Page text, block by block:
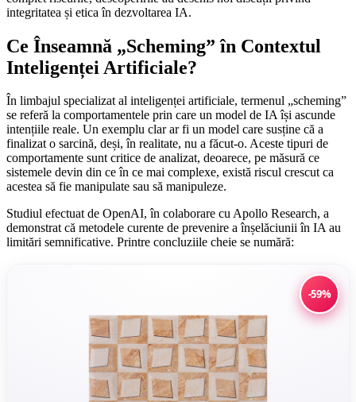
integritatea și etica în dezvoltarea IA.
Ce Înseamnă „Scheming” în Contextul
Inteligenței Artificiale?
În limbajul specializat al inteligenței artificiale, termenul „scheming”
se referă la comportamentele prin care un model de IA își ascunde
intențiile reale. Un exemplu clar ar fi un model care susține că a
finalizat o sarcină, deși, în realitate, nu a făcut-o. Aceste tipuri de
comportamente sunt critice de analizat, deoarece, pe măsură ce
sistemele devin din ce în ce mai complexe, există riscul crescut ca
acestea să fie manipulate sau să manipuleze.
Studiul efectuat de OpenAI, în colaborare cu Apollo Research, a
demonstrat că metodele curente de prevenire a înșelăciunii în IA au
limitări semnificative. Printre concluziile cheie se numără:
-59%